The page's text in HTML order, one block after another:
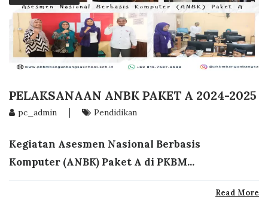
PELAKSANAAN ANBK PAKET A 2024-2025
pc_admin | Pendidikan
Kegiatan Asesmen Nasional Berbasis
Komputer (ANBK) Paket A di PKBM...
Read More